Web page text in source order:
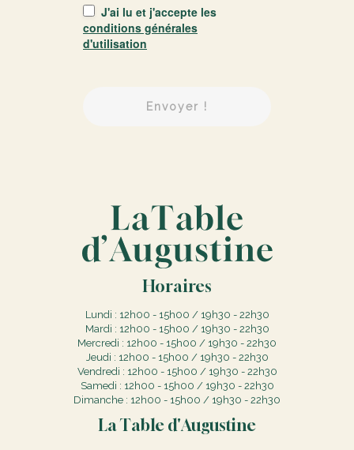
J'ai lu et j'accepte les
conditions générales
d'utilisation
Envoyer !
Horaires
Lundi : 12h00 - 15h00 / 19h30 - 22h30
Mardi : 12h00 - 15h00 / 19h30 - 22h30
Mercredi : 12h00 - 15h00 / 19h30 - 22h30
Jeudi : 12h00 - 15h00 / 19h30 - 22h30
Vendredi : 12h00 - 15h00 / 19h30 - 22h30
Samedi : 12h00 - 15h00 / 19h30 - 22h30
Dimanche : 12h00 - 15h00 / 19h30 - 22h30
La Table d'Augustine